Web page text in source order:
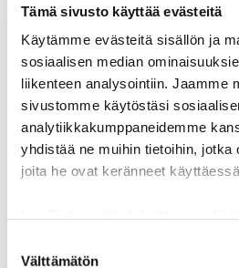
Tämä sivusto käyttää evästeitä
Käytämme evästeitä sisällön ja
sosiaalisen median
liikenteen analysointiin. Jaamme
sivustomme käytöstäsi
analytiikkakumppaneidemme
yhdistää ne muihin tietoihin, jotka
joita he ovat keränneet
henkilökohtaisia tietojasi.
valinta
Välttämätön
aikana, Taitotalolla on useita
yhteistyösopimuksia
yliopistojen kanssa ympäri
mahdollistaa
jo ammatillisten tutkintojen
väyläopintojen avulla.
Taitotalolla on useita
ympäri Suomea. Tämä